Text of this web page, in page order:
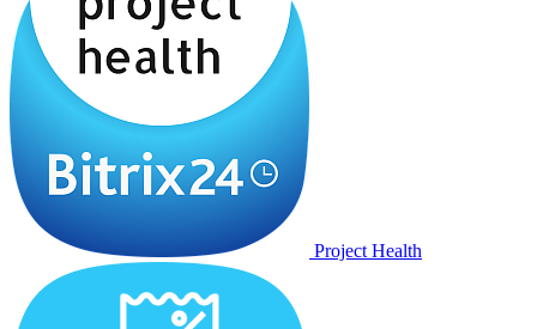
Project Health